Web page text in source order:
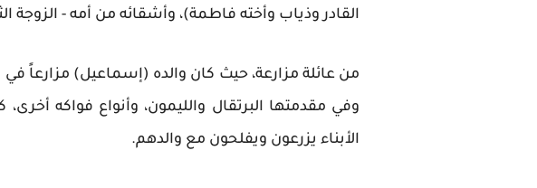
القادر وذياب وأخته فاطمة)، وأشقائه من أمه -
من عائلة مزارعة، حيث كان والده (إسماعيل) مزارعاً في
وفي مقدمتها البرتقال والليمون، وأنواع فواكه
الأبناء يزرعون ويفلحون مع والدهم.